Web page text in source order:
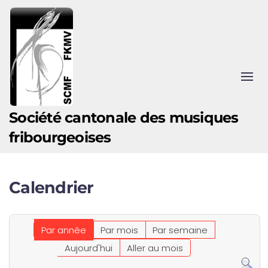
Accéder au contenu principal
Société cantonale des musiques
fribourgeoises
Calendrier
Par année Par mois
Par semaine
Aujourd'hui
Aller au mois